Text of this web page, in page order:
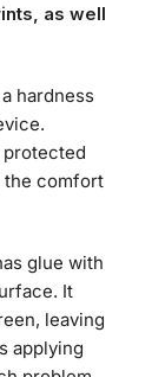
as well
hardness
the comfort
glue with
It
leaving
applying